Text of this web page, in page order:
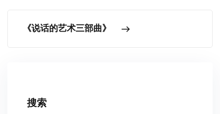
《说话的艺术三部曲》
搜索